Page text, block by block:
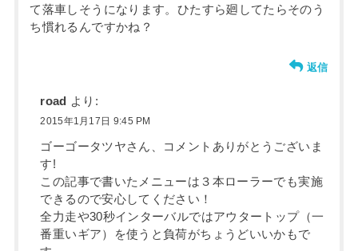
て落車しそうになります。ひたすら廻してたらそのう
ち慣れるんですかね？
返信
road より:
2015年1月17日 9:45 PM
ゴーゴータツヤさん、コメントありがとうございま
す!
この記事で書いたメニューは３本ローラーでも実施
できるので安心してください！
全力走や30秒インターバルではアウタートップ（一
番重いギア）を使うと負荷がちょうどいいかもで